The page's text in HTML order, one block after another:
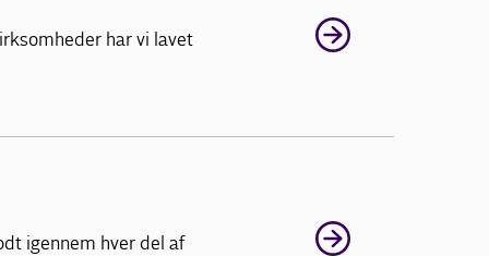
har vi lavet
igennem hver del af